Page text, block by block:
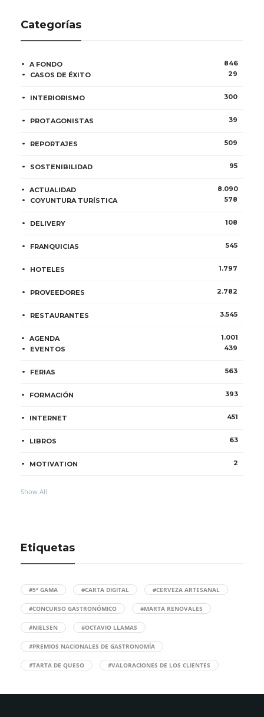
Categorías
A FONDO
846
CASOS DE ÉXITO
29
INTERIORISMO 300
PROTAGONISTAS 39
REPORTAJES 509
SOSTENIBILIDAD 95
ACTUALIDAD
8.090
COYUNTURA TURÍSTICA
578
DELIVERY 108
FRANQUICIAS 545
HOTELES 1.797
PROVEEDORES 2.782
RESTAURANTES 3.545
AGENDA
1.001
EVENTOS
439
FERIAS 563
FORMACIÓN 393
INTERNET 451
LIBROS 63
MOTIVATION 2
Show All
Etiquetas
#5ª GAMA #CARTA DIGITAL #CERVEZA ARTESANAL
#CONCURSO GASTRONÓMICO #MARTA RENOVALES
#NIELSEN #OCTAVIO LLAMAS
#PREMIOS NACIONALES DE GASTRONOMÍA
#TARTA DE QUESO #VALORACIONES DE LOS CLIENTES